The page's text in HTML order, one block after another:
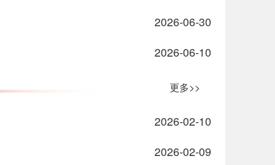
2026-06-30
2026-06-10
更多>>
2026-02-10
2026-02-09